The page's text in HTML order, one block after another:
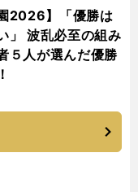
2026】「優勝は
」 波乱必至の組み
５人が選んだ優勝